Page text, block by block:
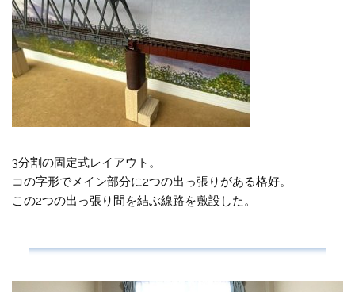
3分割の固定式レイアウト。
コの字形でメイン部分に2つの出っ張りがある格好。
この2つの出っ張り間を結ぶ線路を敷設した。